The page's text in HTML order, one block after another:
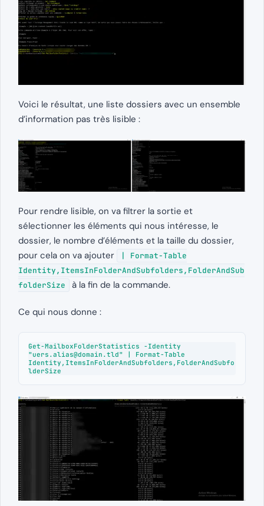
Voici le résultat, une liste dossiers avec un ensemble
d’information pas très lisible :
Pour rendre lisible, on va filtrer la sortie et
sélectionner les éléments qui nous intéresse, le
dossier, le nombre d’éléments et la taille du dossier,
pour cela on va ajouter
| Format-Table
Identity,ItemsInFolderAndSubfolders,FolderAndSub
folderSize
à la fin de la commande.
Ce qui nous donne :
Get-MailboxFolderStatistics -Identity
"uers.alias@domain.tld" | Format-Table
Identity,ItemsInFolderAndSubfolders,FolderAndSubfo
lderSize